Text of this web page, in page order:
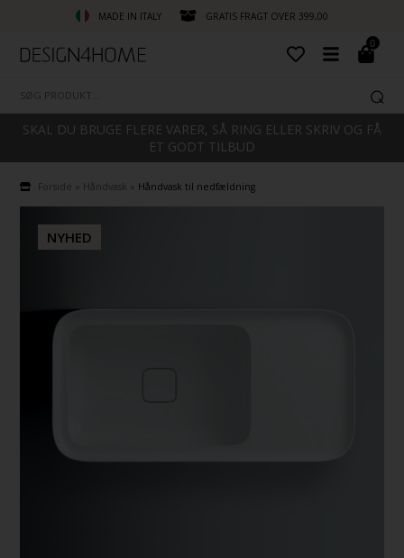
MADE IN ITALY GRATIS FRAGT OVER 399,00
0
SKAL DU BRUGE FLERE VARER, SÅ RING ELLER SKRIV OG FÅ
ET GODT TILBUD
Forside Håndvask Håndvask til nedfældning
NYHED